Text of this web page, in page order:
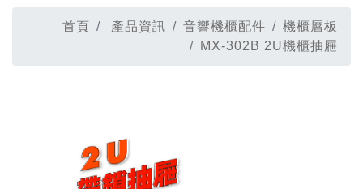
首頁 產品資訊 音響機櫃配件
機櫃層板
MX-302B 2U機櫃抽屜